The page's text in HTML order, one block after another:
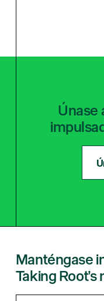
Únase
Manténgase
Taking